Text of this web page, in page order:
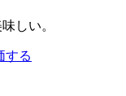
しい。
する